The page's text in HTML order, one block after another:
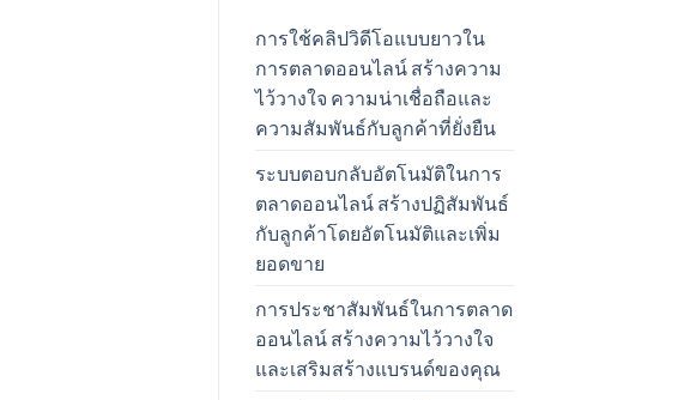
การใช้คลิปวิดีโอแบบยาวใน
การตลาดออนไลน์ สร้างความ
ไว้วางใจ ความน่าเชื่อถือและ
ความสัมพันธ์กับลูกค้าที่ยั่งยืน
ระบบตอบกลับอัตโนมัติในการ
ตลาดออนไลน์ สร้างปฏิสัมพันธ์
กับลูกค้าโดยอัตโนมัติและเพิ่ม
ยอดขาย
การประชาสัมพันธ์ในการตลาด
ออนไลน์ สร้างความไว้วางใจ
และเสริมสร้างแบรนด์ของคุณ